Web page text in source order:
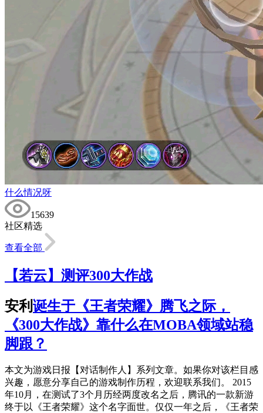
什么情况呀
15639
社区精选
查看全部
【若云】测评300大作战
安利诞生于《王者荣耀》腾飞之际，
《300大作战》靠什么在MOBA领域站稳
脚跟？
本文为游戏日报【对话制作人】系列文章。如果你对该栏目感
兴趣，愿意分享自己的游戏制作历程，欢迎联系我们。 2015
年10月，在测试了3个月历经两度改名之后，腾讯的一款新游
终于以《王者荣耀》这个名字面世。仅仅一年之后，《王者荣